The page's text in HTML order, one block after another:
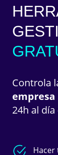
Controla
empresa
24h al
Hacer